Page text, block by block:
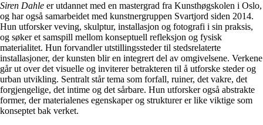
Siren Dahle er utdannet med en mastergrad fra Kunsthøgskolen i Oslo,
og har også samarbeidet med kunstnergruppen Svartjord siden 2014.
Hun utforsker veving, skulptur, installasjon og fotografi i sin praksis,
og søker et samspill mellom konseptuell refleksjon og fysisk
materialitet. Hun forvandler utstillingssteder til stedsrelaterte
installasjoner, der kunsten blir en integrert del av omgivelsene. Verkene
går ut over det visuelle og inviterer betrakteren til å utforske steder og
urban utvikling. Sentralt står tema som forfall, ruiner, det vakre, det
forgjengelige, det intime og det sårbare. Hun utforsker også abstrakte
former, der materialenes egenskaper og strukturer er like viktige som
konseptet bak verket.